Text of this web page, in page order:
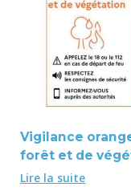
Vigilance
forêt et de
Lire la suite